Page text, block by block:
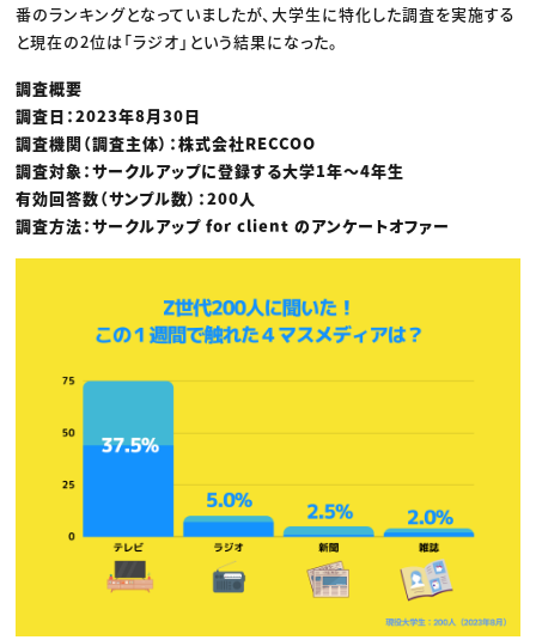
番のランキングとなっていましたが、大学生に特化した調査を実施する
と現在の2位は「ラジオ」という結果になった。
調査概要
調査日：2023年8月30日
調査機関（調査主体）：株式会社RECCOO
調査対象：サークルアップに登録する大学1年〜4年生
有効回答数（サンプル数）：200人
調査方法：サークルアップ for client のアンケートオファー